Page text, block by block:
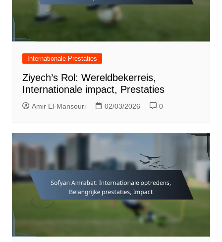
Internationale Prestaties
Ziyech’s Rol: Wereldbekerreis,
Internationale impact, Prestaties
Amir El-Mansouri 02/03/2026 0